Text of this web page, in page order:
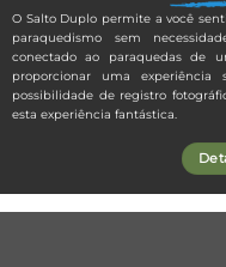
O Salto Duplo permite a você
paraquedismo sem
conectado ao paraquedas de
proporcionar uma experiência
possibilidade de registro
esta experiência fantástica.